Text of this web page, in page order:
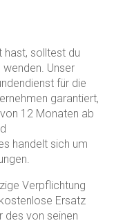
hast, solltest du
Unser
für die
garantiert,
12 Monaten ab
handelt sich um
Verpflichtung
Ersatz
des von seinen